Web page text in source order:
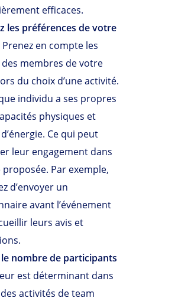
efficaces.
les préférences de votre
en compte les
membres de votre
du choix d’une activité.
individu a ses propres
physiques et
Ce qui peut
leur engagement dans
proposée. Par exemple,
d’envoyer un
avant l’événement
leurs avis et
le nombre de participants
est déterminant dans
activités de team